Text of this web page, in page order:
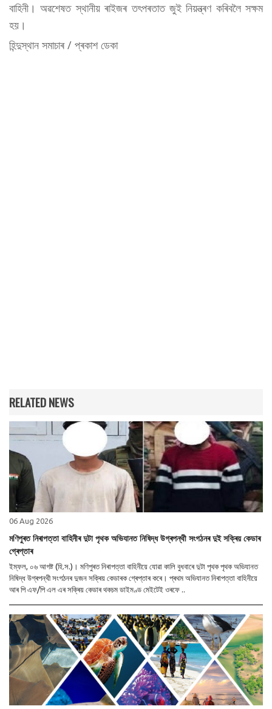
বাহিনী। অৱশেষত স্থানীয় ৰাইজৰ তৎপৰতাত জুই নিয়ন্ত্ৰণ কৰিবলৈ সক্ষম
হয়।
হিন্দুস্থান সমাচাৰ / প্ৰকাশ ডেকা
RELATED NEWS
06 Aug 2026
মণিপুৰত নিৰাপত্তা বাহিনীৰ দুটা পৃথক অভিযানত নিষিদ্ধ উগ্ৰপন্থী সংগঠনৰ দুই সক্ৰিয় কেডাৰ
গ্ৰেপ্তাৰ
ইম্ফল, ০৬ আগষ্ট (হি.স.)। মণিপুৰত নিৰাপত্তা বাহিনীয়ে যোৱা কালি বুধবাৰে দুটা পৃথক পৃথক অভিযানত
নিষিদ্ধ উগ্ৰপন্থী সংগঠনৰ দুজন সক্ৰিয় কেডাৰক গ্ৰেপ্তাৰ কৰে। প্ৰথম অভিযানত নিৰাপত্তা বাহিনীয়ে
আৰ পি এফ/পি এল এৰ সক্ৰিয় কেডাৰ থকচম ডাইমণ্ড মেইটেই ওৰফে ..